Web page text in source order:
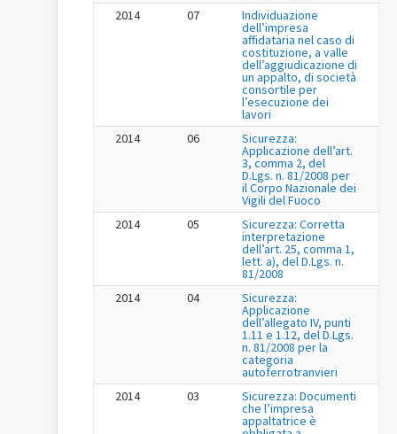
2014
07 Individuazione
dell’impresa
affidataria nel caso di
costituzione, a valle
dell’aggiudicazione di
un appalto, di società
consortile per
l’esecuzione dei
lavori
2014
06 Sicurezza:
Applicazione dell’art.
3, comma 2, del
D.Lgs. n. 81/2008 per
il Corpo Nazionale dei
Vigili del Fuoco
2014
05 Sicurezza: Corretta
interpretazione
dell’art. 25, comma 1,
lett. a), del D.Lgs. n.
81/2008
2014
04 Sicurezza:
Applicazione
dell’allegato IV, punti
1.11 e 1.12, del D.Lgs.
n. 81/2008 per la
categoria
autoferrotranvieri
2014
03 Sicurezza: Documenti
che l’impresa
appaltatrice è